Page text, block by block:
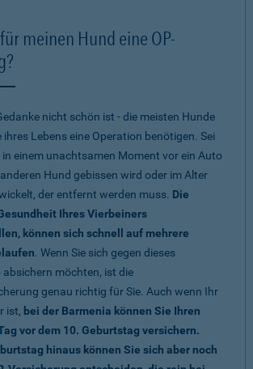
meinen Hund eine OP-
nicht schön ist - die meisten Hunde
Lebens eine Operation benötigen. Sei
in einem unachtsamen Moment vor ein Auto
Hund gebissen wird oder im Alter
der entfernt werden muss. Die
Ihres Vierbeiners
können sich schnell auf mehrere
. Wenn Sie sich gegen dieses
absichern möchten, ist die
genau richtig für Sie. Auch wenn Ihr
ist, bei der Barmenia können Sie Ihren
vor dem 10. Geburtstag versichern.
hinaus können Sie sich aber noch